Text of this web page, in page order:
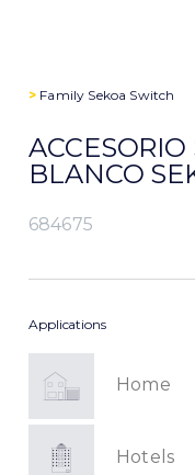
> Family Sekoa Switch
BLANCO
684675
Applications
Home
Hotels